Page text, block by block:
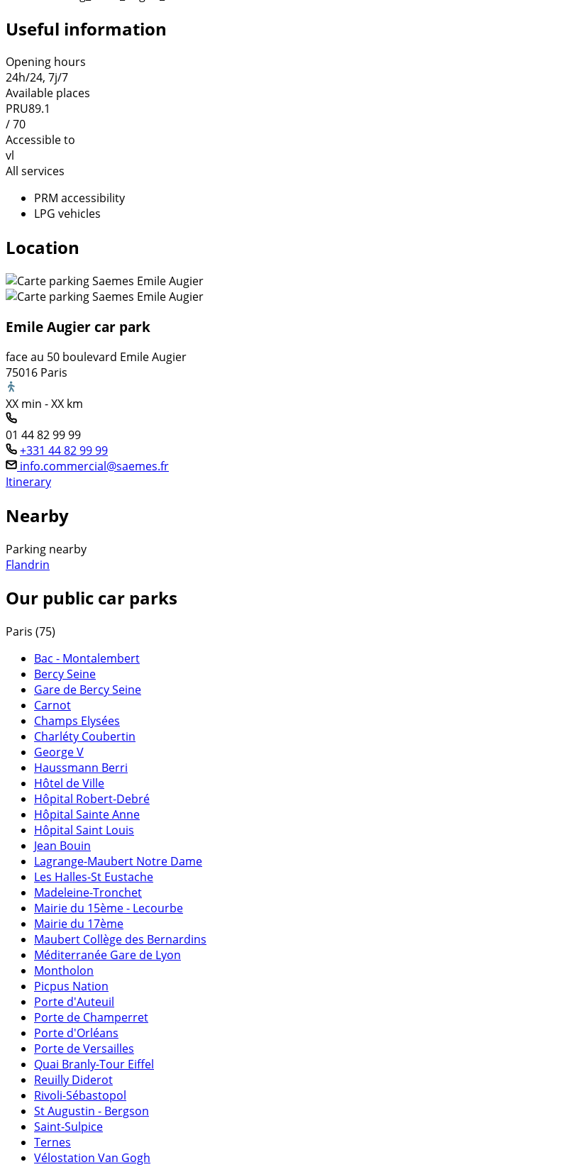
Useful information
Opening hours
24h/24, 7j/7
Available places
PRU89.1
/ 70
Accessible to
vl
All services
PRM accessibility
LPG vehicles
Location
Emile Augier car park
face au 50 boulevard Emile Augier
75016 Paris
XX min - XX km
01 44 82 99 99
+331 44 82 99 99
info.commercial@saemes.fr
Itinerary
Nearby
Parking nearby
Flandrin
Our public car parks
Paris (75)
Bac - Montalembert
Bercy Seine
Gare de Bercy Seine
Carnot
Champs Elysées
Charléty Coubertin
George V
Haussmann Berri
Hôtel de Ville
Hôpital Robert-Debré
Hôpital Sainte Anne
Hôpital Saint Louis
Jean Bouin
Lagrange-Maubert Notre Dame
Les Halles-St Eustache
Madeleine-Tronchet
Mairie du 15ème - Lecourbe
Mairie du 17ème
Maubert Collège des Bernardins
Méditerranée Gare de Lyon
Montholon
Picpus Nation
Porte d'Auteuil
Porte de Champerret
Porte d'Orléans
Porte de Versailles
Quai Branly-Tour Eiffel
Reuilly Diderot
Rivoli-Sébastopol
St Augustin - Bergson
Saint-Sulpice
Ternes
Vélostation Van Gogh